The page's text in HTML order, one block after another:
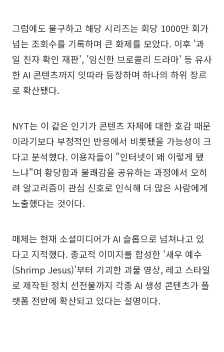
그럼에도 불구하고 해당 시리즈는 회당 1000만 회가
넘는 조회수를 기록하며 큰 화제를 모았다. 이후 '과
일 친자 확인 재판', '임신한 브로콜리 드라마' 등 유사
한 AI 콘텐츠까지 잇따라 등장하며 하나의 하위 장르
로 확산됐다.
NYT는 이 같은 인기가 콘텐츠 자체에 대한 호감 때문
이라기보다 부정적인 반응에서 비롯됐을 가능성이 크
다고 분석했다. 이용자들이 "인터넷이 왜 이렇게 됐
느냐"며 황당함과 불쾌감을 공유하는 과정에서 오히
려 알고리즘이 관심 신호로 인식해 더 많은 사람에게
노출했다는 것이다.
매체는 현재 소셜미디어가 AI 슬롭으로 넘쳐나고 있
다고 지적했다. 종교적 이미지를 합성한 '새우 예수
(Shrimp Jesus)'부터 기괴한 괴물 영상, 레고 스타일
로 제작된 정치 선전물까지 각종 AI 생성 콘텐츠가 플
랫폼 전반에 확산되고 있다는 설명이다.